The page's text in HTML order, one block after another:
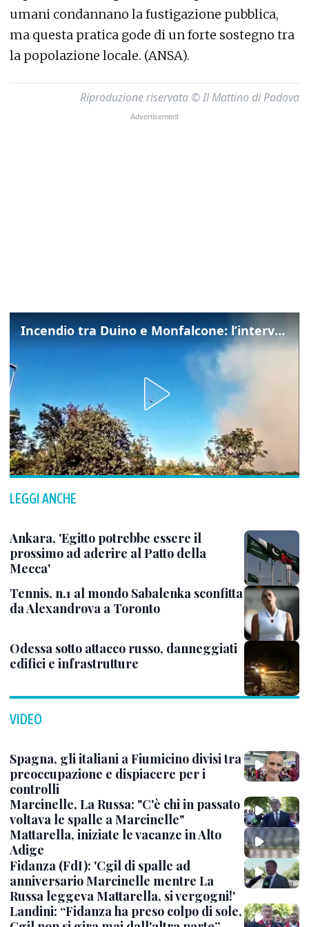
umani condannano la fustigazione pubblica,
ma questa pratica gode di un forte sostegno tra
la popolazione locale. (ANSA).
Riproduzione riservata © Il Mattino di Padova
Incendio tra Duino e Monfalcone: l’intervento dei vigili del fuoco
LEGGI ANCHE
Ankara, 'Egitto potrebbe essere il
prossimo ad aderire al Patto della
Mecca'
Tennis, n.1 al mondo Sabalenka sconfitta
da Alexandrova a Toronto
Odessa sotto attacco russo, danneggiati
edifici e infrastrutture
VIDEO
Spagna, gli italiani a Fiumicino divisi tra
preoccupazione e dispiacere per i
controlli
Marcinelle, La Russa: "C'è chi in passato
voltava le spalle a Marcinelle"
Mattarella, iniziate le vacanze in Alto
Adige
Fidanza (FdI): 'Cgil di spalle ad
anniversario Marcinelle mentre La
Russa leggeva Mattarella, si vergogni!'
Landini: “Fidanza ha preso colpo di sole,